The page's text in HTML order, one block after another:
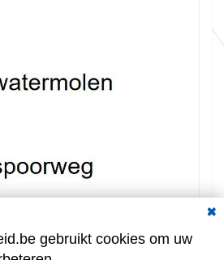
gebruikt cookies om uw